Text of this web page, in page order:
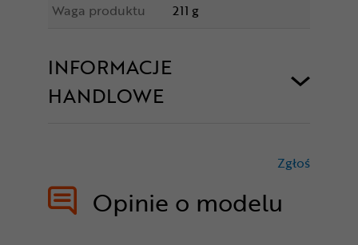
Waga produktu
211 g
INFORMACJE
HANDLOWE
Opinie o modelu
Zgłoś